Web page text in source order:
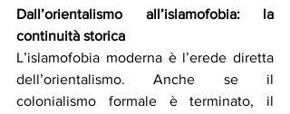
Dall’orientalismo all’islamofobia: la
continuità storica
L’islamofobia moderna è l’erede diretta
dell’orientalismo. Anche se il
colonialismo formale è terminato, il